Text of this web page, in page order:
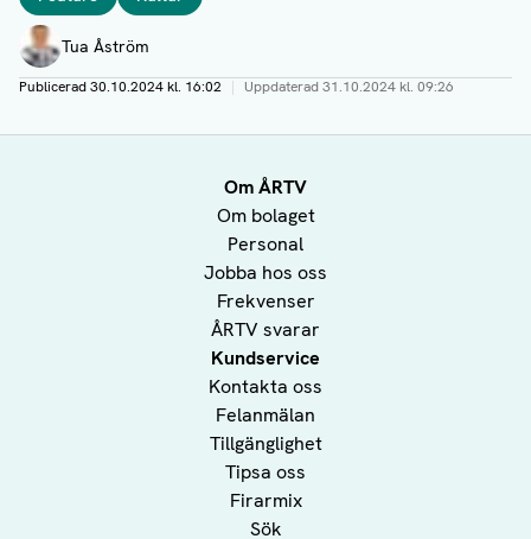
Författare
Tua Åström
Publicerad30.10.2024 kl. 16:02 | Uppdaterad31.10.2024 kl. 09:26
Om ÅRTV
Om bolaget
Personal
Jobba hos oss
Frekvenser
ÅRTV svarar
Kundservice
Kontakta oss
Felanmälan
Tillgänglighet
Tipsa oss
Firarmix
Sök